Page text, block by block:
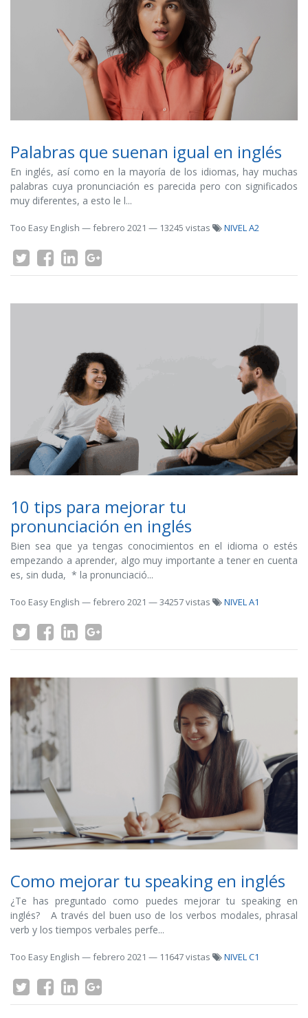
Palabras que suenan igual en inglés
En inglés, así como en la mayoría de los idiomas, hay muchas
palabras cuya pronunciación es parecida pero con significados
muy diferentes, a esto le l...
Too Easy English —febrero 2021 — 13245 vistas NIVEL A2
10 tips para mejorar tu
pronunciación en inglés
Bien sea que ya tengas conocimientos en el idioma o estés
empezando a aprender, algo muy importante a tener en cuenta
es, sin duda, * la pronunciació...
Too Easy English —febrero 2021 — 34257 vistas NIVEL A1
Como mejorar tu speaking en inglés
¿Te has preguntado como puedes mejorar tu speaking en
inglés? A través del buen uso de los verbos modales, phrasal
verb y los tiempos verbales perfe...
Too Easy English —febrero 2021 — 11647 vistas NIVEL C1